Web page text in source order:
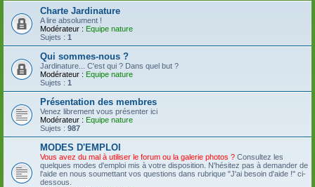
Charte Jardinature
A lire absolument !
Modérateur : Equipe nature
Sujets : 1
Qui sommes-nous ?
Jardinature... C'est qui ? Dans quel but ?
Modérateur : Equipe nature
Sujets : 1
Présentation des membres
Venez librement vous présenter ici
Modérateur : Equipe nature
Sujets : 987
MODES D'EMPLOI
Vous avez du mal à utiliser le forum ou la galerie photos ? Consultez les
quelques modes d'emploi mis à votre disposition. N'hésitez pas à demander de
l'aide en nous soumettant vos questions dans rubrique "J'ai besoin d'aide !" ci-
dessous.